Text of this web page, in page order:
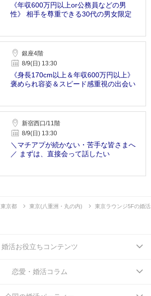
《年収600万円以上or公務員などの男
性》 相手を尊重できる30代の男女限定
銀座4階
8/9(日) 13:30
《身長170cm以上＆年収600万円以上》
褒められ容姿＆スピード感重視の出会い
新宿西口/11階
8/9(日) 13:30
＼マチアプが続かない・苦手な皆さまへ
／ まずは、直接会って話したい
東京都 東京(八重洲・丸の内) 東京ラウンジ5Fの婚
婚活お役立ちコンテンツ
恋愛・婚活コラム